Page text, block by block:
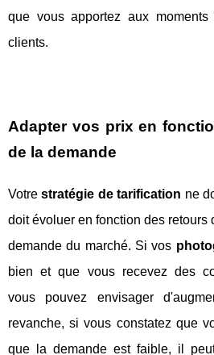
que vous apportez aux
clients.
Adapter vos prix en
de la demande
Votrestratégie de tarification ne
doit évoluer en fonction des retours
demande du marché. Si vos
bien et que vous recevez des
vous pouvez envisager
revanche, si vous constatez que
que la demande est faible, il